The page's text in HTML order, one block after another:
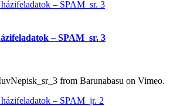
– SPAM_sr. 3
from Barunabasu on Vimeo.